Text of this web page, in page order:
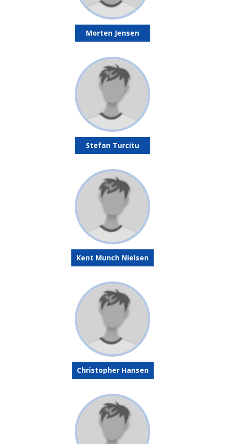
Morten Jensen
Stefan Turcitu
Kent Munch Nielsen
Christopher Hansen